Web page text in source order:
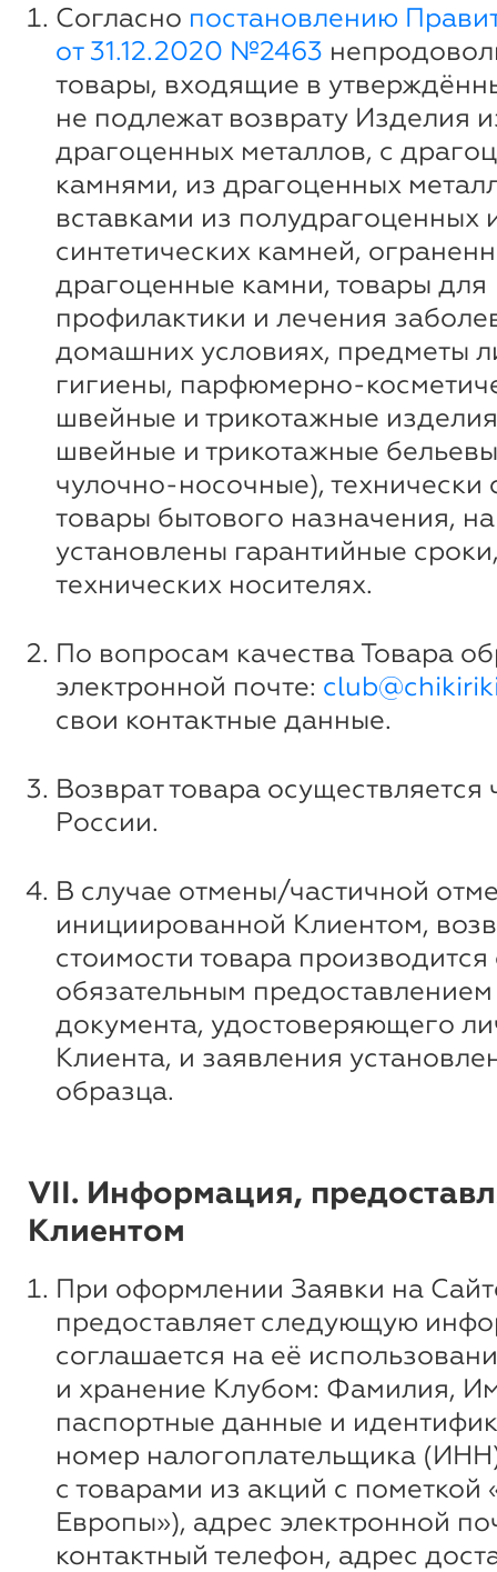
Согласно постановлению
от 31.12.2020 №2463
товары, входящие в
не подлежат возврату Изделия
драгоценных металлов, с
камнями, из драгоценных
вставками из полудрагоценных
синтетических камней,
драгоценные камни, товары для
профилактики и лечения
домашних условиях, предметы
гигиены, парфюмерно-
швейные и трикотажные
швейные и трикотажные
чулочно-носочные), технически
товары бытового назначения,
установлены гарантийные
технических носителях.
По вопросам качества Товара
электронной почте:
свои контактные данные.
Возврат товара осуществляется
России.
В случае отмены/частичной
инициированной Клиентом,
стоимости товара производится
обязательным
документа, удостоверяющего
Клиента, и заявления
образца.
VII. Информация,
Клиентом
При оформлении Заявки на
предоставляет следующую
соглашается на её
и хранение Клубом: Фамилия,
паспортные данные и
номер налогоплательщика
с товарами из акций с пометкой
Европы»), адрес электронной
контактный телефон, адрес